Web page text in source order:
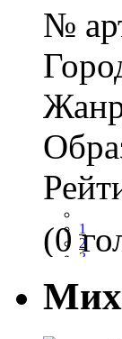
№
1
2
3
(0